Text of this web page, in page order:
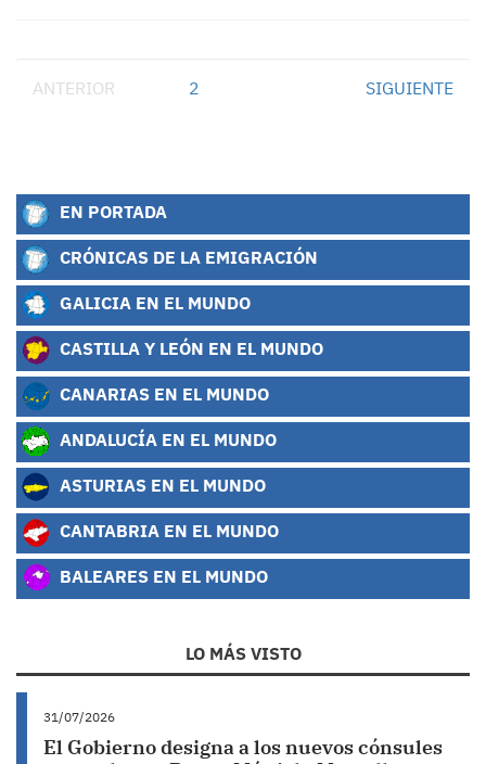
ANTERIOR 2 SIGUIENTE
EN PORTADA
CRÓNICAS DE LA EMIGRACIÓN
GALICIA EN EL MUNDO
CASTILLA Y LEÓN EN EL MUNDO
CANARIAS EN EL MUNDO
ANDALUCÍA EN EL MUNDO
ASTURIAS EN EL MUNDO
CANTABRIA EN EL MUNDO
BALEARES EN EL MUNDO
LO MÁS VISTO
31/07/2026
El Gobierno designa a los nuevos cónsules